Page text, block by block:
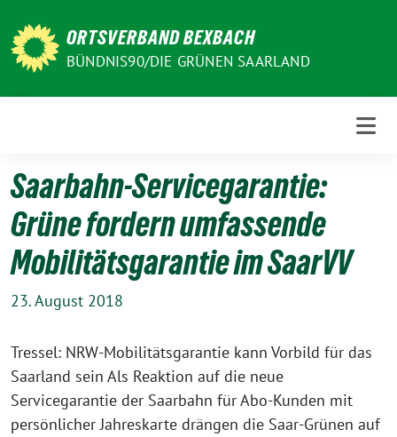
zum
Inhalt
ORTSVERBAND BEXBACH
BÜNDNIS90/DIE GRÜNEN SAARLAND
Saarbahn-Servicegarantie:
Grüne fordern umfassende
Mobilitätsgarantie im SaarVV
23. August 2018
Tressel: NRW-Mobilitätsgarantie kann Vorbild für das
Saarland sein Als Reaktion auf die neue
Servicegarantie der Saarbahn für Abo-Kunden mit
persönlicher Jahreskarte drängen die Saar-Grünen auf